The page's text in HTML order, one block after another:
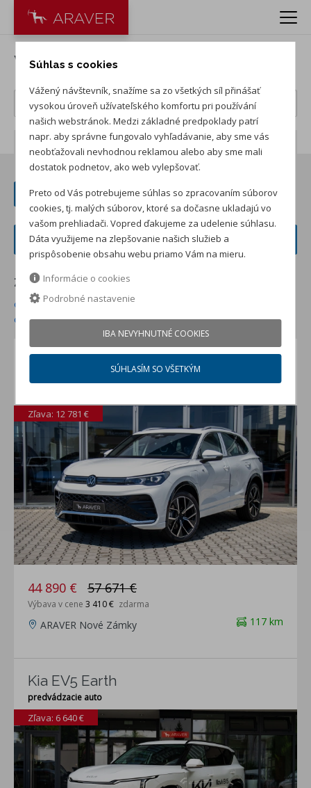
Vozidlá
Počet záznamov: 94
+ ZOBRAZIŤ PREDCHÁDZAJÚCICH 24
FILTER VOZIDIEL
Zoradiť podľa:
od najnižšej ceny skladom
od najvyššej zľavy
od najnižšej ceny
VW Tiguan 1.5 TSI eHybrid R-Line
Limited
Zľava: 12 781 €
44 890 € 57 671 €
Výbava v cene 3 410 € zdarma
117 km
ARAVER Nové Zámky
Kia EV5 Earth
predvádzacie auto
Zľava: 6 640 €
Súhlas s cookies
Vážený návštevník, snažíme sa zo všetkých síl přinášať
vysokou úroveň užívateľského komfortu pri používání
našich webstránok. Medzi základné predpoklady patrí
napr. aby správne fungovalo vyhľadávanie, aby sme vás
neobťažovali nevhodnou reklamou alebo aby sme mali
dostatok podnetov, ako web vylepšovať.
Preto od Vás potrebujeme súhlas so zpracovaním súborov
cookies, tj. malých súborov, ktoré sa dočasne ukladajú vo
vašom prehliadači. Vopred ďakujeme za udelenie súhlasu.
Dáta využijeme na zlepšovanie našich služieb a
prispôsobenie obsahu webu priamo Vám na mieru.
Informácie o cookies
Podrobné nastavenie
IBA NEVYHNUTNÉ COOKIES
SÚHLASÍM SO VŠETKÝM